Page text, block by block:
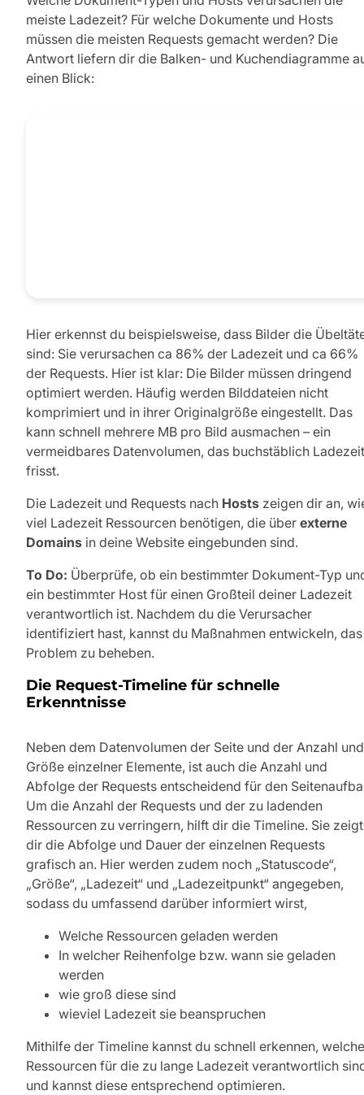
meiste Ladezeit? Für welche Dokumente und Hosts
müssen die meisten Requests gemacht werden? Die
Antwort liefern dir die Balken- und Kuchendiagramme
einen Blick:
Hier erkennst du beispielsweise, dass Bilder die
sind: Sie verursachen ca 86% der Ladezeit und ca 66%
der Requests. Hier ist klar: Die Bilder müssen dringend
optimiert werden. Häufig werden Bilddateien nicht
komprimiert und in ihrer Originalgröße eingestellt. Das
kann schnell mehrere MB pro Bild ausmachen – ein
vermeidbares Datenvolumen, das buchstäblich Ladezeit
frisst.
Die Ladezeit und Requests nach Hosts zeigen dir an,
viel Ladezeit Ressourcen benötigen, die über externe
Domains in deine Website eingebunden sind.
To Do: Überprüfe, ob ein bestimmter Dokument-Typ
ein bestimmter Host für einen Großteil deiner Ladezeit
verantwortlich ist. Nachdem du die Verursacher
identifiziert hast, kannst du Maßnahmen entwickeln, das
Problem zu beheben.
Die Request-Timeline für schnelle
Erkenntnisse
Neben dem Datenvolumen der Seite und der Anzahl und
Größe einzelner Elemente, ist auch die Anzahl und
Abfolge der Requests entscheidend für den
Um die Anzahl der Requests und der zu ladenden
Ressourcen zu verringern, hilft dir die Timeline. Sie zeigt
dir die Abfolge und Dauer der einzelnen Requests
grafisch an. Hier werden zudem noch „Statuscode“,
„Größe“, „Ladezeit“ und „Ladezeitpunkt“ angegeben,
sodass du umfassend darüber informiert wirst,
Welche Ressourcen geladen werden
In welcher Reihenfolge bzw. wann sie geladen
werden
wie groß diese sind
wieviel Ladezeit sie beanspruchen
Mithilfe der Timeline kannst du schnell erkennen, welche
Ressourcen für die zu lange Ladezeit verantwortlich
und kannst diese entsprechend optimieren.